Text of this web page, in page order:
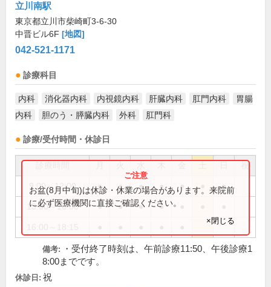
立川南駅
東京都立川市柴崎町3-6-30
中晋ビル6F [地図]
042-521-1171
診療科目
内科 消化器内科 内視鏡内科 肝臓内科 肛門内科
胃腸
内科
胆のう・膵臓内科 外科 肛門科
診療/受付時間・休診日
祝
9:00～12:00 ● ● ● ● ● ●
13:00～16:00 ● ● ● ●
お盆(8月中旬)は休診・休業の場合があります。来院前
に必ず医療機関に直接ご確認ください。
×閉じる
備考:
・受付終了時刻は、午前診療11:50、午後診療1
8:00までです。
休診日: 祝